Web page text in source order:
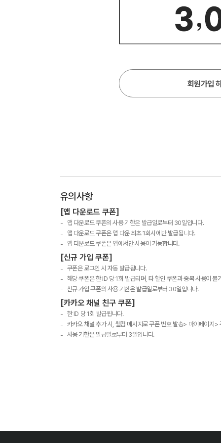
회원가입
유의사항
[앱 다운로드 쿠폰]
앱 다운로드 쿠폰의 사용 기한은 발급일로부터 30일입니다.
앱 다운로드 쿠폰은 앱 다운 최초 1회시에만 발급됩니다.
앱 다운로드 쿠폰은 앱에서만 사용이 가능합니다.
[신규 가입 쿠폰]
쿠폰은 로그인 시 자동 발급됩니다.
해당 쿠폰은 한 ID 당 1회 발급되며, 타 할인 쿠폰과 중복 사용이 불
신규 가입 쿠폰의 사용 기한은 발급일로부터 30일입니다.
[카카오 채널 친구 쿠폰]
한 ID 당 1회 발급됩니다.
카카오 채널 추가 시, 웰컴 메시지로 쿠폰 번호 발송> 마이페이지
사용 기한은 발급일로부터 3일입니다.